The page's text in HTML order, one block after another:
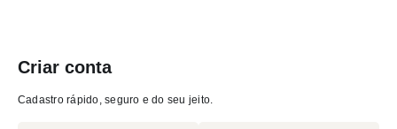
Criar conta
Cadastro rápido, seguro e do seu jeito.